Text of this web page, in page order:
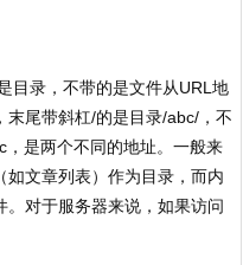
目录，不带的是文件从URL地
末尾带斜杠/的是目录/abc/，不
，是两个不同的地址。一般来
如文章列表）作为目录，而内
对于服务器来说，如果访问